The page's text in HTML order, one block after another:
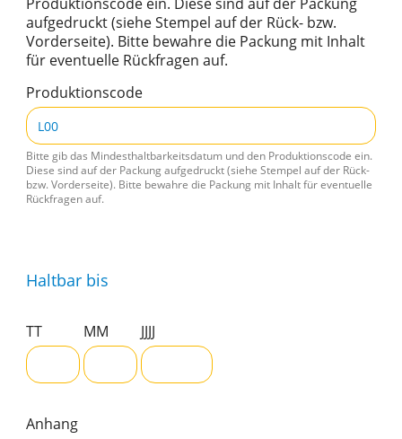
Produktionscode ein. Diese sind auf der Packung
aufgedruckt (siehe Stempel auf der Rück- bzw.
Vorderseite). Bitte bewahre die Packung mit Inhalt
für eventuelle Rückfragen auf.
Produktionscode
Bitte gib das Mindesthaltbarkeitsdatum und den Produktionscode ein.
Diese sind auf der Packung aufgedruckt (siehe Stempel auf der Rück-
bzw. Vorderseite). Bitte bewahre die Packung mit Inhalt für eventuelle
Rückfragen auf.
Haltbar bis
TT MM JJJJ
Anhang